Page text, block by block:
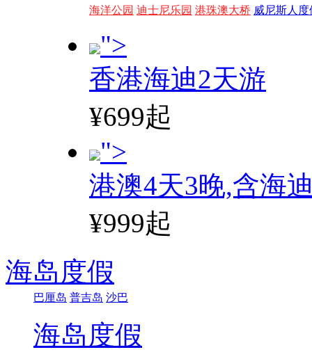
海洋公园 迪士尼乐园 港珠澳大桥 威尼斯人度
">
香港海迪2天游
¥699起
">
港澳4天3晚,含海
¥999起
海岛度假
巴厘岛 普吉岛 沙巴
海岛度假